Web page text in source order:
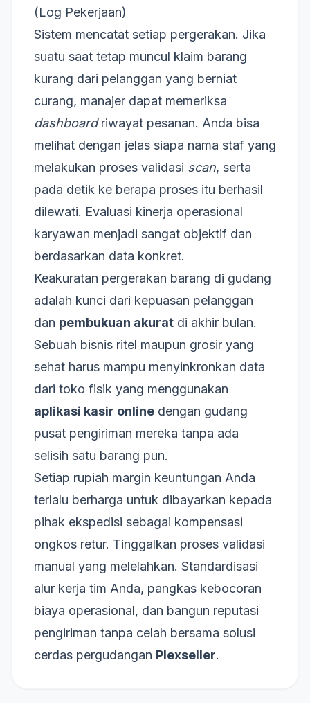
(Log Pekerjaan)
Sistem mencatat setiap pergerakan. Jika
suatu saat tetap muncul klaim barang
kurang dari pelanggan yang berniat
curang, manajer dapat memeriksa
dashboardriwayat pesanan. Anda bisa
melihat dengan jelas siapa nama staf yang
melakukan proses validasi scan, serta
pada detik ke berapa proses itu berhasil
dilewati. Evaluasi kinerja operasional
karyawan menjadi sangat objektif dan
berdasarkan data konkret.
Keakuratan pergerakan barang di gudang
adalah kunci dari kepuasan pelanggan
dan pembukuan akurat di akhir bulan.
Sebuah bisnis ritel maupun grosir yang
sehat harus mampu menyinkronkan data
dari toko fisik yang menggunakan
aplikasi kasir online dengan gudang
pusat pengiriman mereka tanpa ada
selisih satu barang pun.
Setiap rupiah margin keuntungan Anda
terlalu berharga untuk dibayarkan kepada
pihak ekspedisi sebagai kompensasi
ongkos retur. Tinggalkan proses validasi
manual yang melelahkan. Standardisasi
alur kerja tim Anda, pangkas kebocoran
biaya operasional, dan bangun reputasi
pengiriman tanpa celah bersama solusi
cerdas pergudangan Plexseller.